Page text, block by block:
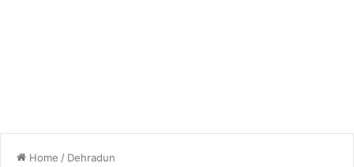
Home / Dehradun